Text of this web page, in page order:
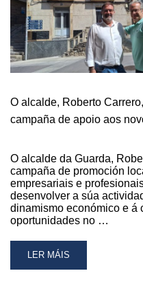
CARRERO,
VISITA
O
RESTAURANTE
LA
TABA
DA
CAMPAÑA
AO
COMERCIO
LOCAL
O alcalde, Roberto
campaña de apoio aos
O alcalde da Guarda,
campaña de promoción
empresariais e
desenvolver a súa
dinamismo económico e á
oportunidades no …
READ
MORE
LER MÁIS